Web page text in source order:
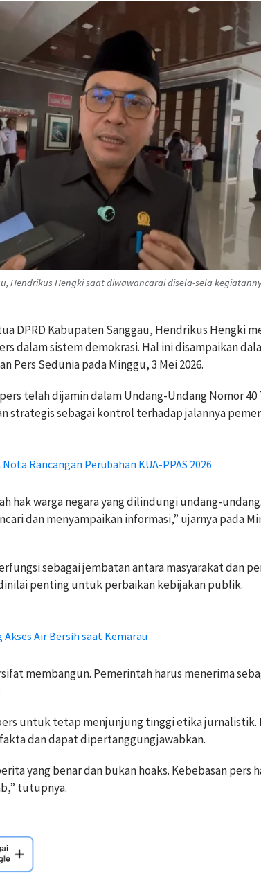
Hendrikus Hengki saat diwawancarai disela-sela
DPRD Kabupaten Sanggau, Hendrikus Hengki
dalam sistem demokrasi. Hal ini disampaikan
Pers Sedunia pada Minggu, 3 Mei 2026.
telah dijamin dalam Undang-Undang Nomor 40
strategis sebagai kontrol terhadap jalannya
Rancangan Perubahan KUA-PPAS 2026
hak warga negara yang dilindungi undang-
dan menyampaikan informasi,” ujarnya pada
sebagai jembatan antara masyarakat dan
penting untuk perbaikan kebijakan publik.
Akses Air Bersih saat Kemarau
membangun. Pemerintah harus menerima
untuk tetap menjunjung tinggi etika jurnalistik.
dan dapat dipertanggungjawabkan.
yang benar dan bukan hoaks. Kebebasan pers
tutupnya.